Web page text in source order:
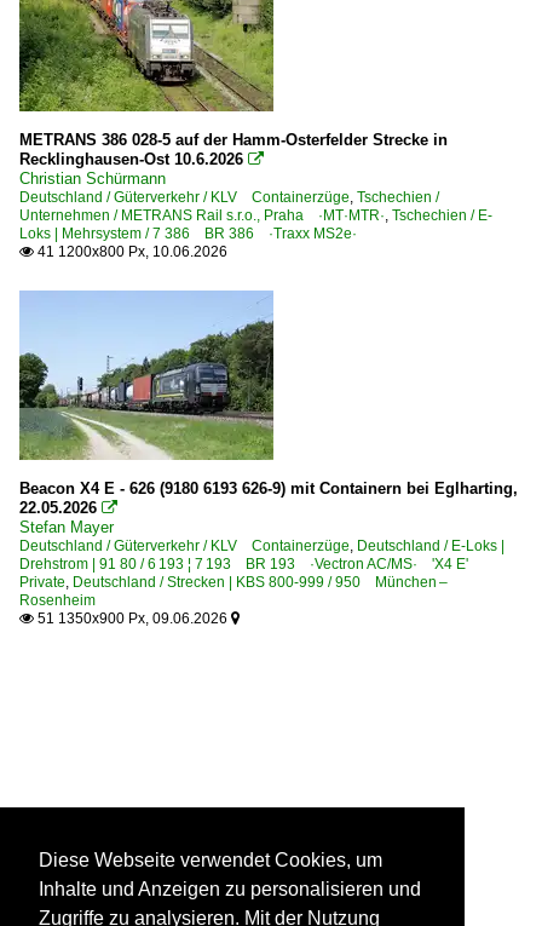
METRANS 386 028-5 auf der Hamm-Osterfelder Strecke in
Recklinghausen-Ost 10.6.2026 
Christian Schürmann
Deutschland / Güterverkehr / KLV Containerzüge, Tschechien /
Unternehmen / METRANS Rail s.r.o., Praha ·MT·MTR·, Tschechien / E-
Loks | Mehrsystem / 7 386 BR 386 ·Traxx MS2e·
 41 1200x800 Px, 10.06.2026
Beacon X4 E - 626 (9180 6193 626-9) mit Containern bei Eglharting,
22.05.2026 
Stefan Mayer
Deutschland / Güterverkehr / KLV Containerzüge, Deutschland / E-Loks |
Drehstrom | 91 80 / 6 193 ¦ 7 193 BR 193 ·Vectron AC/MS· 'X4 E'
Private, Deutschland / Strecken | KBS 800-999 / 950 München –
Rosenheim
 51 1350x900 Px, 09.06.2026 
Diese Webseite verwendet Cookies, um
Inhalte und Anzeigen zu personalisieren und
Zugriffe zu analysieren. Mit der Nutzung